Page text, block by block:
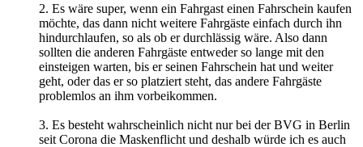
2. Es wäre super, wenn ein Fahrgast einen Fahrschein kaufen
möchte, das dann nicht weitere Fahrgäste einfach durch ihn
hindurchlaufen, so als ob er durchlässig wäre. Also dann
sollten die anderen Fahrgäste entweder so lange mit den
einsteigen warten, bis er seinen Fahrschein hat und weiter
geht, oder das er so platziert steht, das andere Fahrgäste
problemlos an ihm vorbeikommen.
3. Es besteht wahrscheinlich nicht nur bei der BVG in Berlin
seit Corona die Maskenflicht und deshalb würde ich es auch